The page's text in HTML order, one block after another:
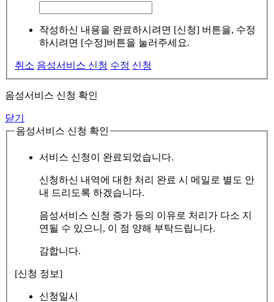
작성하신 내용을 완료하시려면 [신청] 버튼을, 수정
하시려면 [수정]버튼을 눌러주세요.
취소 음성서비스 신청 수정 신청
음성서비스 신청 확인
닫기
음성서비스 신청 확인
서비스 신청이 완료되었습니다.
신청하신 내역에 대한 처리 완료 시 메일로 별도 안
내 드리도록 하겠습니다.
음성서비스 신청 증가 등의 이유로 처리가 다소 지
연될 수 있으니, 이 점 양해 부탁드립니다.
감합니다.
[신청 정보]
신청일시